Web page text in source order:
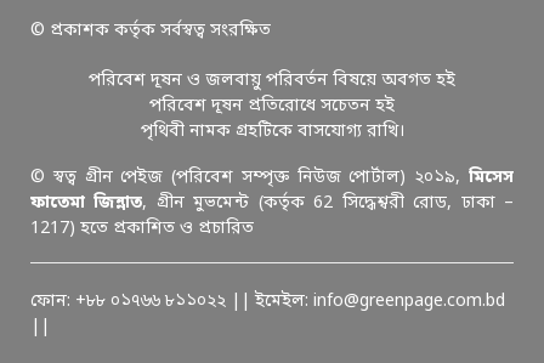
© প্রকাশক কর্তৃক সর্বস্বত্ব সংরক্ষিত
পরিবেশ দূষন ও জলবায়ু পরিবর্তন বিষয়ে অবগত হই
পরিবেশ দূষন প্রতিরোধে সচেতন হই
পৃথিবী নামক গ্রহটিকে বাসযোগ্য রাখি।
© স্বত্ব গ্রীন পেইজ (পরিবেশ সম্পৃক্ত নিউজ পোর্টাল) ২০১৯, মিসেস
ফাতেমা জিন্নাত, গ্রীন মুভমেন্ট (কর্তৃক 62 সিদ্ধেশ্বরী রোড, ঢাকা –
1217) হতে প্রকাশিত ও প্রচারিত
ফোন: +৮৮ ০১৭৬৬ ৮১১০২২ || ইমেইল: info@greenpage.com.bd